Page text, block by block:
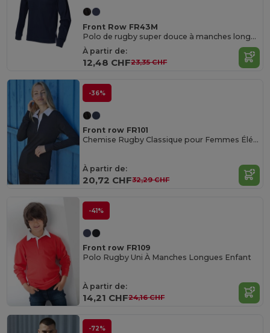
Front Row FR43M
Polo de rugby super douce à manches longues
À partir de:
12,48 CHF23,35 CHF
-36%
Front row FR101
Chemise Rugby Classique pour Femmes Élégantes
À partir de:
20,72 CHF32,29 CHF
-41%
Front row FR109
Polo Rugby Uni À Manches Longues Enfant
À partir de:
14,21 CHF24,16 CHF
-72%